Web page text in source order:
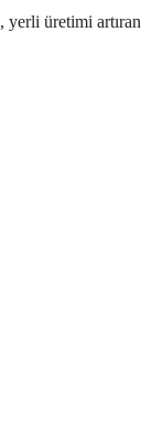
yerli üretimi